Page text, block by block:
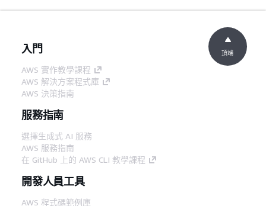
入門
AWS 實作教學課程
AWS 解決方案程式庫
AWS 決策指南
服務指南
選擇生成式 AI 服務
AWS 服務指南
在 GitHub 上的 AWS CLI 教學課程
開發人員工具
AWS 程式碼範例庫
頂端